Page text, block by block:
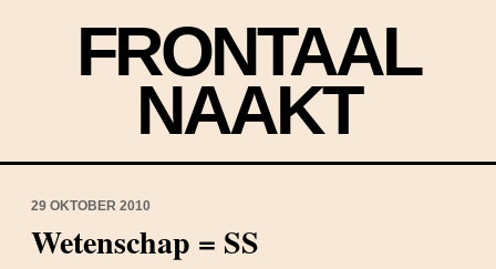
FRONTAAL
NAAKT
29 OKTOBER 2010
Wetenschap = SS